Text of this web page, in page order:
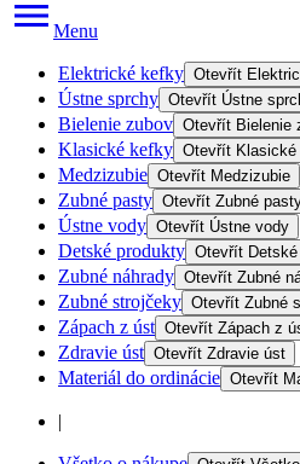
Menu
Elektrické kefky Otevřít
Ústne sprchy Otevřít Ústne
Bielenie zubov Otevřít Bielenie
Klasické kefky Otevřít
Medzizubie Otevřít Medzizubie
Zubné pasty Otevřít Zubné
Ústne vody Otevřít Ústne vody
Detské produkty Otevřít
Zubné náhrady Otevřít Zubné
Zubné strojčeky Otevřít Zubné
Zápach z úst Otevřít Zápach z
Zdravie úst Otevřít Zdravie úst
Materiál do ordinácie Otevřít
|